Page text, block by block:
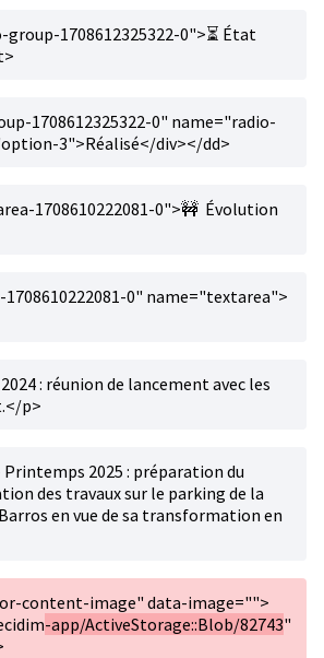
1708612325322-0">⏳ État
1708612325322-0" name="radio-
3">Réalisé</div></dd>
1708610222081-0">🚧 Évolution
0" name="textarea">
: réunion de lancement avec les
p>
Printemps 2025 : préparation du
des travaux sur le parking de la
en vue de sa transformation en
content-image" data-image="">
-app/ActiveStorage::Blob/82743"